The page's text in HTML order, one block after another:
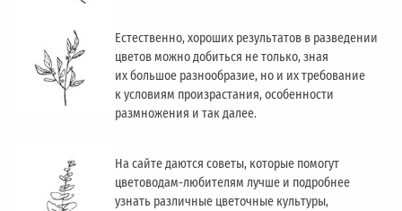
Естественно, хороших результатов в разведении
цветов можно добиться не только, зная
их большое разнообразие, но и их требование
к условиям произрастания, особенности
размножения и так далее.
На сайте даются советы, которые помогут
цветоводам-любителям лучше и подробнее
узнать различные цветочные культуры,